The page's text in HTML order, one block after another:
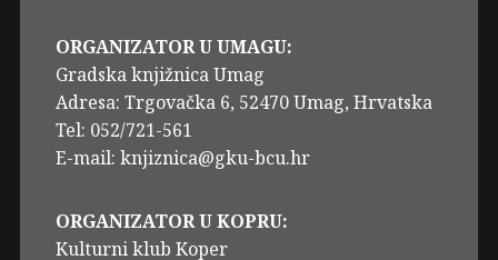
ORGANIZATOR U UMAGU:
Gradska knjižnica Umag
Adresa: Trgovačka 6, 52470 Umag, Hrvatska
Tel: 052/721-561
E-mail: knjiznica@gku-bcu.hr
ORGANIZATOR U KOPRU:
Kulturni klub Koper